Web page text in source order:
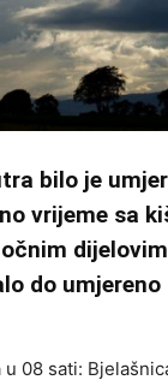
bilo je
vrijeme sa
do
08 sati: